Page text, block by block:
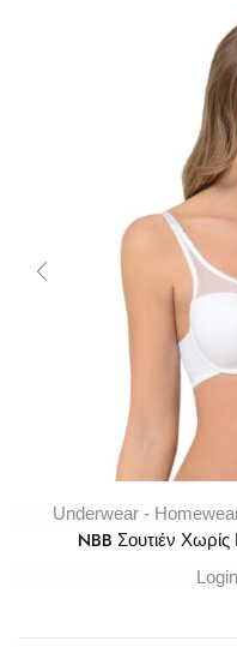
Underwear -
NBB Σουτιέν